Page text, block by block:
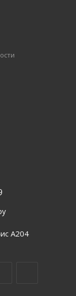
А204